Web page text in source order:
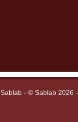
Sablab - © Sablab 2026 -